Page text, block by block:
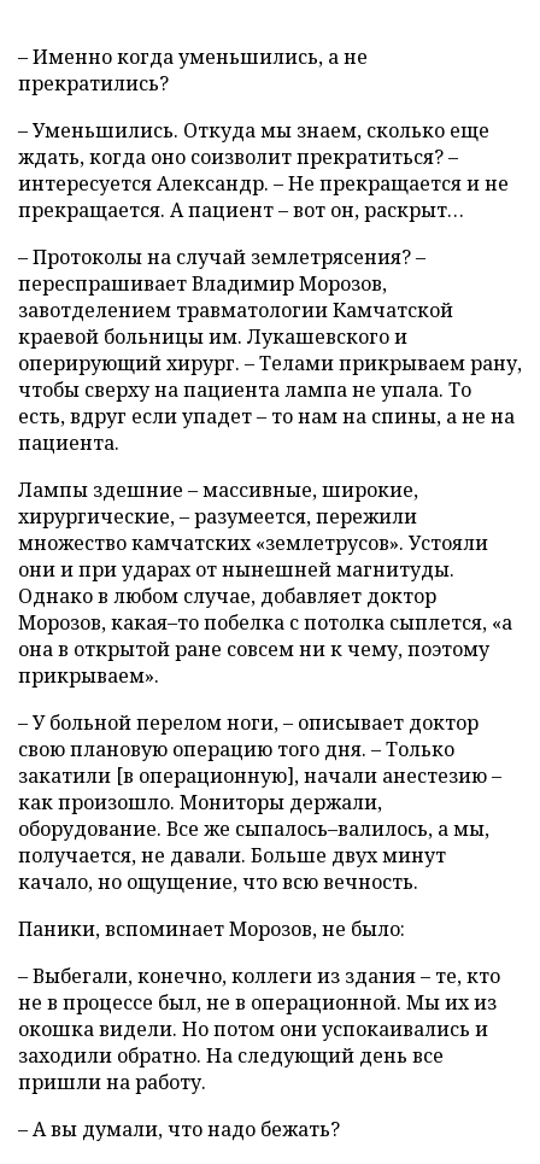
– Именно когда уменьшились, а не
прекратились?
– Уменьшились. Откуда мы знаем, сколько еще
ждать, когда оно соизволит прекратиться? –
интересуется Александр. – Не прекращается и не
прекращается. А пациент – вот он, раскрыт…
– Протоколы на случай землетрясения? –
переспрашивает Владимир Морозов,
завотделением травматологии Камчатской
краевой больницы им. Лукашевского и
оперирующий хирург. – Телами прикрываем рану,
чтобы сверху на пациента лампа не упала. То
есть, вдруг если упадет – то нам на спины, а не на
пациента.
Лампы здешние – массивные, широкие,
хирургические, – разумеется, пережили
множество камчатских «землетрусов». Устояли
они и при ударах от нынешней магнитуды.
Однако в любом случае, добавляет доктор
Морозов, какая–то побелка с потолка сыплется, «а
она в открытой ране совсем ни к чему, поэтому
прикрываем».
– У больной перелом ноги, – описывает доктор
свою плановую операцию того дня. – Только
закатили [в операционную], начали анестезию –
как произошло. Мониторы держали,
оборудование. Все же сыпалось–валилось, а мы,
получается, не давали. Больше двух минут
качало, но ощущение, что всю вечность.
Паники, вспоминает Морозов, не было:
– Выбегали, конечно, коллеги из здания – те, кто
не в процессе был, не в операционной. Мы их из
окошка видели. Но потом они успокаивались и
заходили обратно. На следующий день все
пришли на работу.
– А вы думали, что надо бежать?